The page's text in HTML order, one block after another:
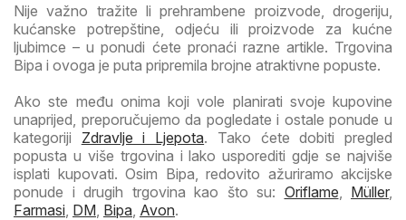
Nije važno tražite li prehrambene proizvode, drogeriju,
kućanske potrepštine, odjeću ili proizvode za kućne
ljubimce – u ponudi ćete pronaći razne artikle. Trgovina
Bipa i ovoga je puta pripremila brojne atraktivne popuste.
Ako ste među onima koji vole planirati svoje kupovine
unaprijed, preporučujemo da pogledate i ostale ponude u
kategoriji Zdravlje i Ljepota. Tako ćete dobiti pregled
popusta u više trgovina i lako usporediti gdje se najviše
isplati kupovati. Osim Bipa, redovito ažuriramo akcijske
ponude i drugih trgovina kao što su: Oriflame Müller,
Farmasi DM Bipa Avon.